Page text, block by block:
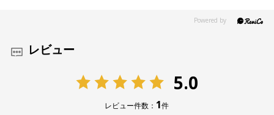
レビュー
5.0
レビュー件数： 1件